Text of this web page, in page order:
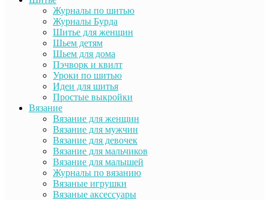
Журналы по шитью
Журналы Бурда
Шитье для женщин
Шьем детям
Шьем для дома
Пэчворк и квилт
Уроки по шитью
Идеи для шитья
Простые выкройки
Вязание
Вязание для женщин
Вязание для мужчин
Вязание для девочек
Вязание для мальчиков
Вязание для малышей
Журналы по вязанию
Вязаные игрушки
Вязаные аксессуары